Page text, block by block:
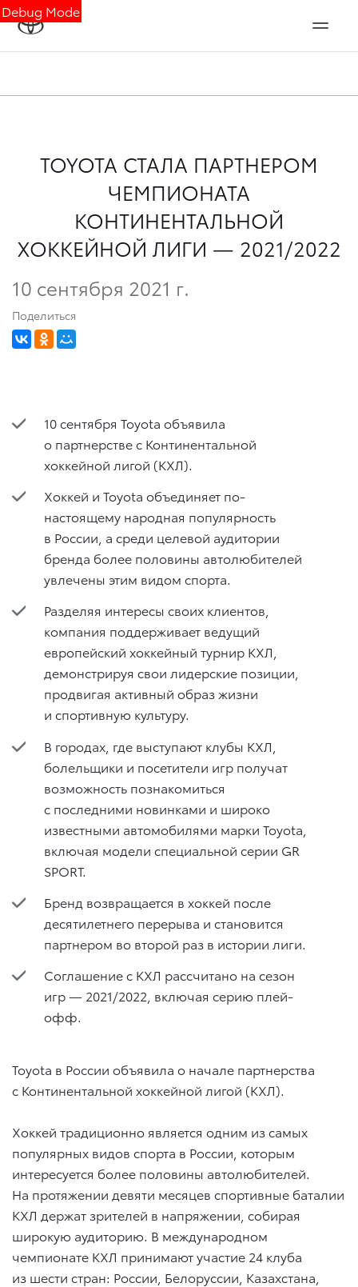
Debug Mode
TOYOTA СТАЛА ПАРТНЕРОМ
ЧЕМПИОНАТА
КОНТИНЕНТАЛЬНОЙ
ХОККЕЙНОЙ ЛИГИ — 2021/2022
10 сентября 2021 г.
Поделиться
10 сентября Toyota объявила
о партнерстве с Континентальной
хоккейной лигой (КХЛ).
Хоккей и Toyota объединяет по-
настоящему народная популярность
в России, а среди целевой аудитории
бренда более половины автолюбителей
увлечены этим видом спорта.
Разделяя интересы своих клиентов,
компания поддерживает ведущий
европейский хоккейный турнир КХЛ,
демонстрируя свои лидерские позиции,
продвигая активный образ жизни
и спортивную культуру.
В городах, где выступают клубы КХЛ,
болельщики и посетители игр получат
возможность познакомиться
с последними новинками и широко
известными автомобилями марки Toyota,
включая модели специальной серии GR
SPORT.
Бренд возвращается в хоккей после
десятилетнего перерыва и становится
партнером во второй раз в истории лиги.
Соглашение с КХЛ рассчитано на сезон
игр — 2021/2022, включая серию плей-
офф.
Toyota в России объявила о начале партнерства
с Континентальной хоккейной лигой (КХЛ).
Хоккей традиционно является одним из самых
популярных видов спорта в России, которым
интересуется более половины автолюбителей.
На протяжении девяти месяцев спортивные баталии
КХЛ держат зрителей в напряжении, собирая
широкую аудиторию. В международном
чемпионате КХЛ принимают участие 24 клуба
из шести стран: России, Белоруссии, Казахстана,